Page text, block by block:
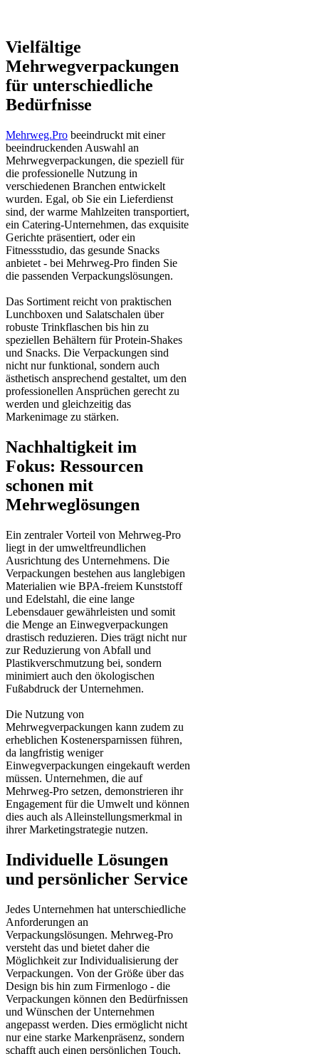
Vielfältige
Mehrwegverpackungen
für unterschiedliche
Bedürfnisse
Mehrweg.Pro beeindruckt mit einer
beeindruckenden Auswahl an
Mehrwegverpackungen, die speziell für
die professionelle Nutzung in
verschiedenen Branchen entwickelt
wurden. Egal, ob Sie ein Lieferdienst
sind, der warme Mahlzeiten transportiert,
ein Catering-Unternehmen, das exquisite
Gerichte präsentiert, oder ein
Fitnessstudio, das gesunde Snacks
anbietet - bei Mehrweg-Pro finden Sie
die passenden Verpackungslösungen.
Das Sortiment reicht von praktischen
Lunchboxen und Salatschalen über
robuste Trinkflaschen bis hin zu
speziellen Behältern für Protein-Shakes
und Snacks. Die Verpackungen sind
nicht nur funktional, sondern auch
ästhetisch ansprechend gestaltet, um den
professionellen Ansprüchen gerecht zu
werden und gleichzeitig das
Markenimage zu stärken.
Nachhaltigkeit im
Fokus: Ressourcen
schonen mit
Mehrweglösungen
Ein zentraler Vorteil von Mehrweg-Pro
liegt in der umweltfreundlichen
Ausrichtung des Unternehmens. Die
Verpackungen bestehen aus langlebigen
Materialien wie BPA-freiem Kunststoff
und Edelstahl, die eine lange
Lebensdauer gewährleisten und somit
die Menge an Einwegverpackungen
drastisch reduzieren. Dies trägt nicht nur
zur Reduzierung von Abfall und
Plastikverschmutzung bei, sondern
minimiert auch den ökologischen
Fußabdruck der Unternehmen.
Die Nutzung von
Mehrwegverpackungen kann zudem zu
erheblichen Kostenersparnissen führen,
da langfristig weniger
Einwegverpackungen eingekauft werden
müssen. Unternehmen, die auf
Mehrweg-Pro setzen, demonstrieren ihr
Engagement für die Umwelt und können
dies auch als Alleinstellungsmerkmal in
ihrer Marketingstrategie nutzen.
Individuelle Lösungen
und persönlicher Service
Jedes Unternehmen hat unterschiedliche
Anforderungen an
Verpackungslösungen. Mehrweg-Pro
versteht das und bietet daher die
Möglichkeit zur Individualisierung der
Verpackungen. Von der Größe über das
Design bis hin zum Firmenlogo - die
Verpackungen können den Bedürfnissen
und Wünschen der Unternehmen
angepasst werden. Dies ermöglicht nicht
nur eine starke Markenpräsenz, sondern
schafft auch einen persönlichen Touch,